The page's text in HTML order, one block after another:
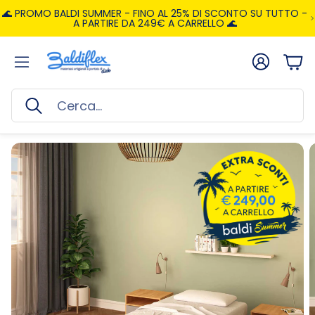
🌊 PROMO BALDI SUMMER - FINO AL 25% DI SCONTO SU TUTTO -
A PARTIRE DA 249€ A CARRELLO 🌊
Cerca
Account